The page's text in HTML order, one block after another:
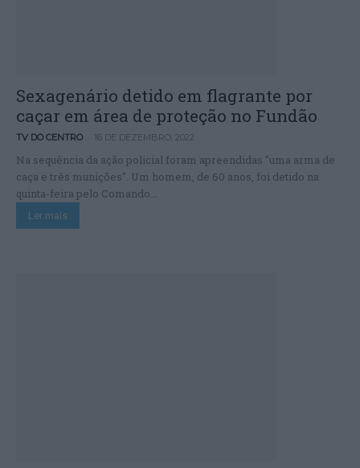
Sexagenário detido em flagrante por
caçar em área de proteção no Fundão
TV DO CENTRO 16 DE DEZEMBRO, 2022
Na sequência da ação policial foram apreendidas "uma arma de
caça e três munições". Um homem, de 60 anos, foi detido na
quinta-feira pelo Comando...
Ler mais